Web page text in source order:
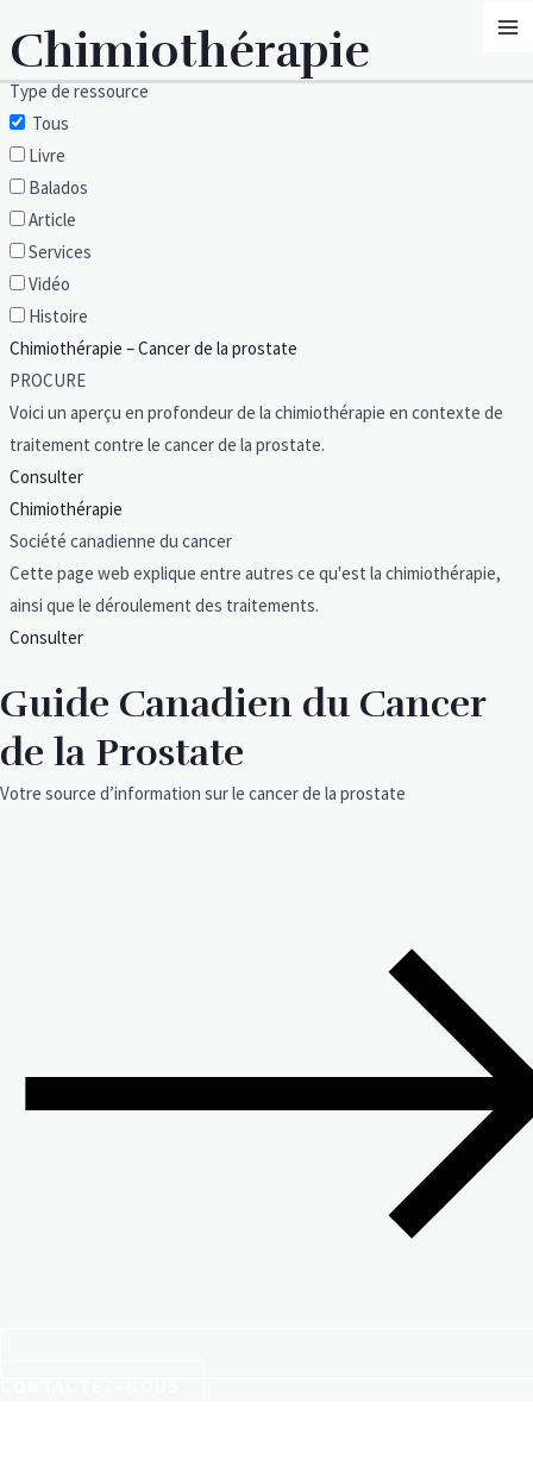
au
contenu
Chimiothérapie
Type de ressource
Tous
Livre
Balados
Article
Services
Vidéo
Histoire
Chimiothérapie – Cancer de la prostate
PROCURE
Voici un aperçu en profondeur de la chimiothérapie en contexte de
traitement contre le cancer de la prostate.
Consulter
Chimiothérapie
Société canadienne du cancer
Cette page web explique entre autres ce qu'est la chimiothérapie,
ainsi que le déroulement des traitements.
Consulter
Guide Canadien du Cancer
de la Prostate
Votre source d’information sur le cancer de la prostate